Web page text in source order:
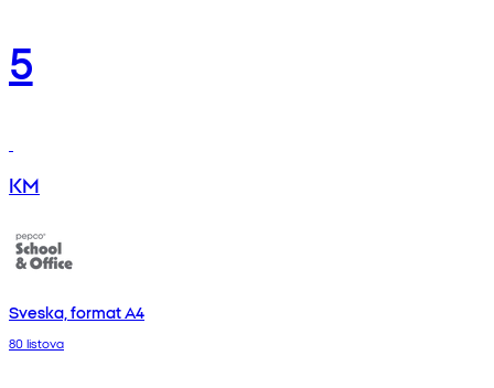
5
KM
Sveska, format A4
80 listova